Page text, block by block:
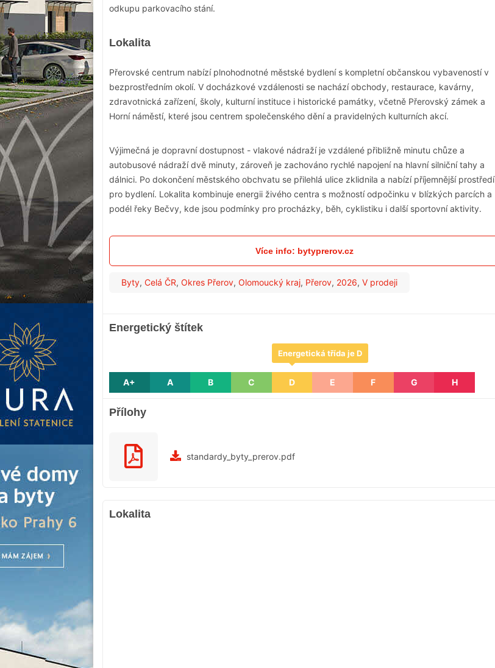
odkupu parkovacího stání.
Lokalita
Přerovské centrum nabízí plnohodnotné městské bydlení s kompletní občanskou vybaveností v
bezprostředním okolí. V docházkové vzdálenosti se nachází obchody, restaurace, kavárny,
zdravotnická zařízení, školy, kulturní instituce i historické památky, včetně Přerovský zámek a
Horní náměstí, které jsou centrem společenského dění a pravidelných kulturních akcí.
Výjimečná je dopravní dostupnost - vlakové nádraží je vzdálené přibližně minutu chůze a
autobusové nádraží dvě minuty, zároveň je zachováno rychlé napojení na hlavní silniční tahy a
dálnici. Po dokončení městského obchvatu se přilehlá ulice zklidnila a nabízí příjemnější prostředí
pro bydlení. Lokalita kombinuje energii živého centra s možností odpočinku v blízkých parcích a
podél řeky Bečvy, kde jsou podmínky pro procházky, běh, cyklistiku i další sportovní aktivity.
Více info: bytyprerov.cz
Byty, Celá ČR, Okres Přerov, Olomoucký kraj, Přerov, 2026, V prodeji
Energetický štítek
A+ A B C D
Energetická třída je D
E F G H
Přílohy
standardy_byty_prerov.pdf
Lokalita